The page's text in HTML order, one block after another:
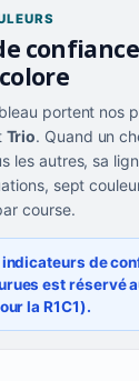
portent nos
Trio. Quand un
les autres, sa
sept
course.
de
est réservé
la R1C1).